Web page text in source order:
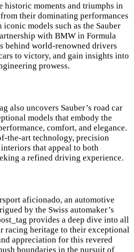
historic moments and triumphs in
their dominating performances
models such as the Sauber
with BMW in Formula
behind world-renowned drivers
to victory, and gain insights into
prowess.
also uncovers Sauber’s road car
models that embody the
comfort, and elegance.
the-art technology, precision
that appeal to both
a refined driving experience.
aficionado, an automotive
by the Swiss automaker’s
provides a deep dive into all
racing heritage to their exceptional
appreciation for this revered
boundaries in the pursuit of